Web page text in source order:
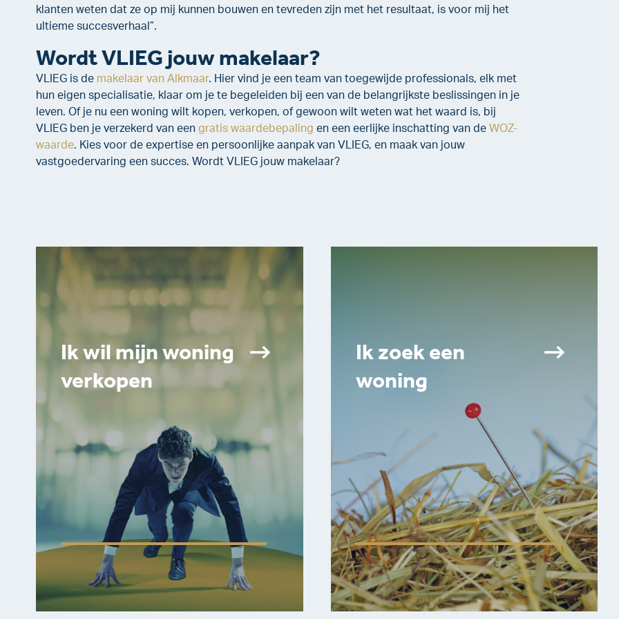
klanten weten dat ze op mij kunnen bouwen en tevreden zijn met het resultaat, is voor mij het
ultieme succesverhaal”.
Wordt VLIEG jouw makelaar?
VLIEG is de makelaar van Alkmaar. Hier vind je een team van toegewijde professionals, elk met
hun eigen specialisatie, klaar om je te begeleiden bij een van de belangrijkste beslissingen in je
leven. Of je nu een woning wilt kopen, verkopen, of gewoon wilt weten wat het waard is, bij
VLIEG ben je verzekerd van een gratis waardebepaling en een eerlijke inschatting van de WOZ-
waarde. Kies voor de expertise en persoonlijke aanpak van VLIEG, en maak van jouw
vastgoedervaring een succes. Wordt VLIEG jouw makelaar?
Ik wil mijn woning
verkopen
Ik zoek een
woning